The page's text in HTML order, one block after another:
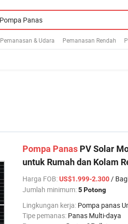
Pemanasan & Udara Pemanasan Rendah
Pompa Panas PV Solar
untuk Rumah dan Kolam
Harga FOB:US$1.999-2.300/
Jumlah minimum:5 Potong
Lingkungan kerja: Pompa panas
Tipe pemanas: Panas Multi-daya